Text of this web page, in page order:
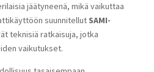
jäätyneenä, mikä vaikuttaa
suunnitellut SAMI-
teknisiä ratkaisuja, jotka
vaikutukset.